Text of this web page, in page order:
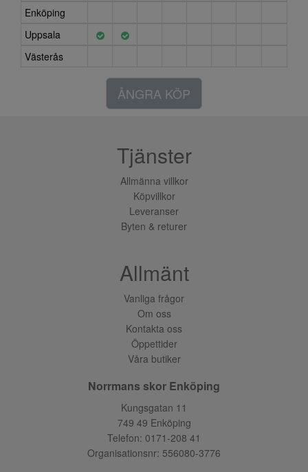
Enköping
Uppsala
Västerås
ÅNGRA KÖP
Tjänster
Allmänna villkor
Köpvillkor
Leveranser
Byten & returer
Allmänt
Vanliga frågor
Om oss
Kontakta oss
Öppettider
Våra butiker
Norrmans skor Enköping
Kungsgatan 11
749 49 Enköping
Telefon: 0171-208 41
Organisationsnr: 556080-3776